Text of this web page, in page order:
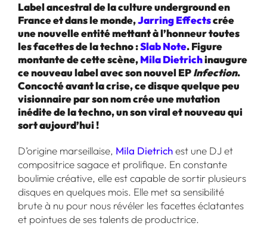
Label ancestral de la culture underground en
France et dans le monde,Jarring Effectscrée
une nouvelle entité mettant à l’honneur toutes
les facettes de la techno :Slab Note. Figure
montante de cette scène,Mila Dietrichinaugure
ce nouveau label avec son nouvel EPInfection.
Concocté avant la crise, ce disque quelque peu
visionnaire par son nom crée une mutation
inédite de la techno, un son viral et nouveau qui
sort aujourd’hui !
D’origine marseillaise, Mila Dietrichest une DJ et
compositrice sagace et prolifique. En constante
boulimie créative, elle est capable de sortir plusieurs
disques en quelques mois. Elle met sa sensibilité
brute à nu pour nous révéler les facettes éclatantes
et pointues de ses talents de productrice.